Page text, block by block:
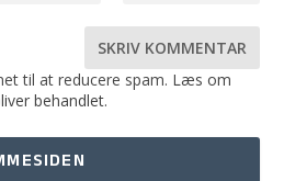
til at reducere spam. Læs om
behandlet.